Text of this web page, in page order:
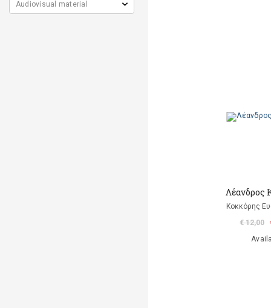
Λέανδρος
Κοκκόρης
€ 12,00